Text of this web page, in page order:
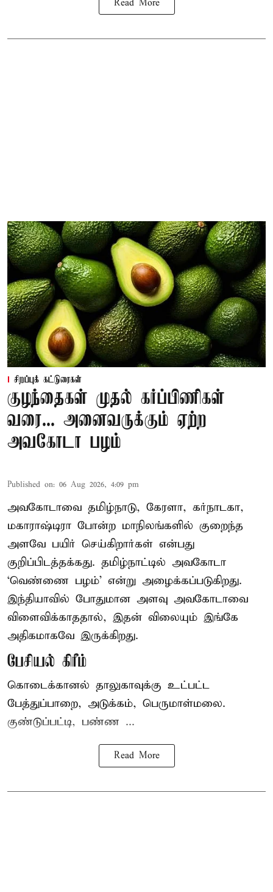
Read More
சிறப்புக் கட்டுரைகள்
குழந்தைகள் முதல் கர்ப்பிணிகள்
வரை... அனைவருக்கும் ஏற்ற
அவகோடா பழம்
Published on: 06 Aug 2026, 4:09 pm
அவகோடாவை தமிழ்நாடு, கேரளா, கர்நாடகா,
மகாராஷ்டிரா போன்ற மாநிலங்களில் குறைந்த
அளவே பயிர் செய்கிறார்கள் என்பது
குறிப்பிடத்தக்கது. தமிழ்நாட்டில் அவகோடா
‘வெண்ணை பழம்’ என்று அழைக்கப்படுகிறது.
இந்தியாவில் போதுமான அளவு அவகோடாவை
விளைவிக்காததால், இதன் விலையும் இங்கே
அதிகமாகவே இருக்கிறது.
பேசியல் கிரீம்
கொடைக்கானல் தாலுகாவுக்கு உட்பட்ட
பேத்துப்பாறை, அடுக்கம், பெருமாள்மலை.
குண்டுப்பட்டி, பண்ண ...
Read More